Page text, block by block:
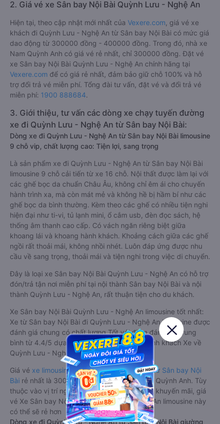
2. Giá vé xe Sân bay Nội Bài Quỳnh Lưu - Nghệ An
Hiện tại, theo cập nhật mới nhất của Vexere.com , giá vé xe
khách đi Quỳnh Lưu - Nghệ An từ Sân bay Nội Bài có mức giá
dao động từ 300000 đồng - 400000 đồng. Trong đó, nhà xe
Nam Quỳnh Anh có giá vé rẻ nhất, chỉ 300000 đồng. Đặt vé
xe Sân bay Nội Bài Quỳnh Lưu - Nghệ An chính hãng tại
Vexere.com để có giá rẻ nhất, đảm bảo giữ chỗ 100% và hỗ
trợ đổi trả vé miễn phí. Tổng đài tư vấn, đặt vé và đổi trả vé
miễn phí: 1900 888684.
3. Giới thiệu, tư vấn các dòng xe chạy tuyến đường
xe đi Quỳnh Lưu - Nghệ An từ Sân bay Nội Bài:
Dòng xe đi Quỳnh Lưu - Nghệ An từ Sân bay Nội Bài limousine
9 chỗ vip, chất lượng cao: Tiện lợi, sang trọng
Là sản phẩm xe đi Quỳnh Lưu - Nghệ An từ Sân bay Nội Bài
limousine 9 chỗ cải tiến từ xe 16 chỗ. Nội thất được làm lại với
các ghế bọc da chuẩn Châu Âu, không chỉ êm ái cho chuyến
hành trình xa, mà còn mát mẻ và không hề bị hầm bí như các
ghế bọc da bình thường. Kèm theo các ghế có nhiều tiện nghi
hiện đại như ti-vi, tủ lạnh mini, ổ cắm usb, đèn đọc sách, hệ
thống âm thanh cao cấp. Có vách ngăn riêng biệt giữa
khoang lái và khoang hành khách. Khoảng cách giữa các ghế
ngồi rất thoải mái, không nhồi nhét. Luôn đáp ứng được nhu
cầu về sang trọng, thoải mái và tiện nghi trong việc di chuyển.
Đây là loại xe Sân bay Nội Bài Quỳnh Lưu - Nghệ An có hỗ trợ
đón/trả tận nơi miễn phí tại nội thành Sân bay Nội Bài và nội
thành Quỳnh Lưu - Nghệ An, rất thuận tiện cho du khách.
Xe Sân bay Nội Bài Quỳnh Lưu - Nghệ An limousine tốt nhất:
Xe từ Sân bay Nội Bài đi Quỳnh Lưu - Nghệ An limousine được
đánh giá chung có chất lượng Tốt với điểm đánh giá trung
bình từ 4.4/5 dựa trên 2212 phản hồi của hành khách Xe về
Quỳnh Lưu - Nghệ An từ Sân bay Nội Bài.
Giá vé xe limousine đi Quỳnh Lưu - Nghệ An từ Sân bay Nội
Bài rẻ nhất là 300000VND của hãng xe Nam Quỳnh Anh. Tùy
thuộc vào vị trí ngồi của bạn và chương trình khuyến mãi, giá
vé Xe Sân bay Nội Bài đi Quỳnh Lưu - Nghệ An limousine này
có thể sẽ rẻ hơn
Dòng xe đi Quỳnh Lưu - Nghệ An từ Sân bay Nội Bài giường